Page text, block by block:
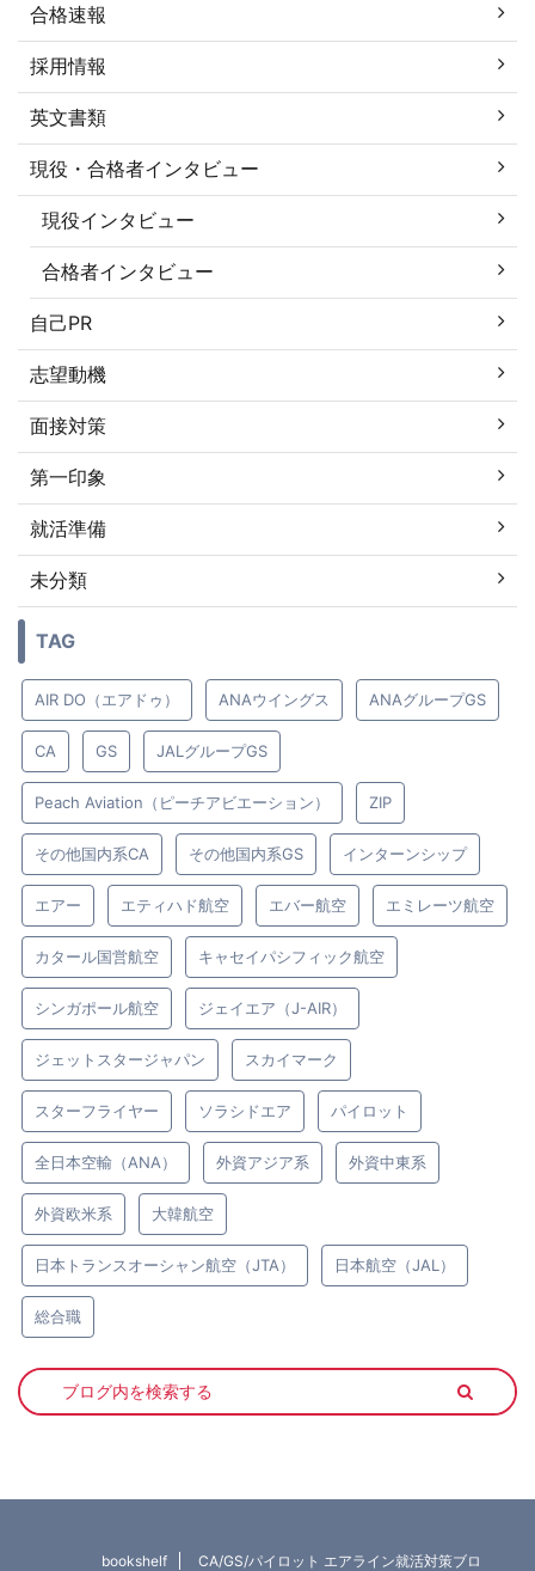
合格速報
採用情報
英文書類
現役・合格者インタビュー
現役インタビュー
合格者インタビュー
自己PR
志望動機
面接対策
第一印象
就活準備
未分類
TAG
AIR DO（エアドゥ） ANAウイングス ANAグループGS
CA GS JALグループGS
Peach Aviation（ピーチアビエーション） ZIP
その他国内系CA その他国内系GS インターンシップ
エアー エティハド航空 エバー航空 エミレーツ航空
カタール国営航空 キャセイパシフィック航空
シンガポール航空 ジェイエア（J-AIR）
ジェットスタージャパン スカイマーク
スターフライヤー ソラシドエア パイロット
全日本空輸（ANA） 外資アジア系 外資中東系
外資欧米系 大韓航空
日本トランスオーシャン航空（JTA） 日本航空（JAL）
総合職
bookshelf CA/GS/パイロット エアライン就活対策ブロ